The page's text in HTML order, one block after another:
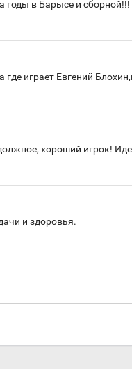
годы в Барысе и сборной!!!
играет Евгений
хороший игрок!
и здоровья.